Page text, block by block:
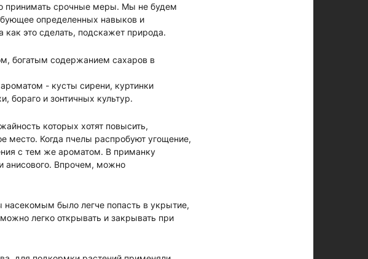
принимать срочные меры. Мы не будем
определенных навыков и
это сделать, подскажет природа.
богатым содержанием сахаров в
- кусты сирени, куртинки
бораго и зонтичных культур.
которых хотят повысить,
Когда пчелы распробуют угощение,
с тем же ароматом. В приманку
анисового. Впрочем, можно
было легче попасть в укрытие,
легко открывать и закрывать при